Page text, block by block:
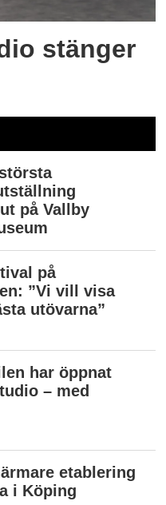
stänger
på Vallby
på
”Vi vill visa
utövarna”
har öppnat
– med
etablering
i Köping